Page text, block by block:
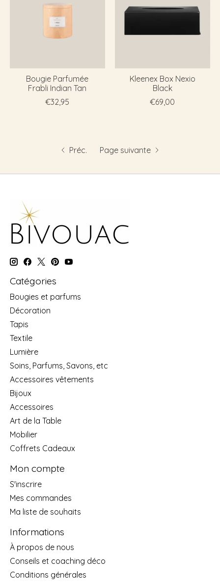
Bougie Parfumée
Frabli Indian Tan
€32,95
Kleenex Box Nexio
Black
€69,00
Préc. Page suivante
Catégories
Bougies et parfums
Décoration
Tapis
Textile
Lumière
Soins, Parfums, Savons, etc
Accessoires vêtements
Bijoux
Accessoires
Art de la Table
Mobilier
Coffrets Cadeaux
Mon compte
S'inscrire
Mes commandes
Ma liste de souhaits
Informations
À propos de nous
Conseils et coaching déco
Conditions générales